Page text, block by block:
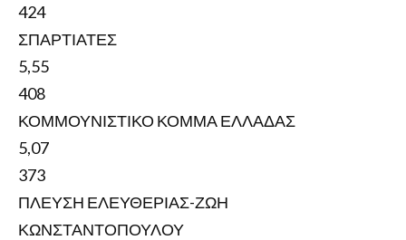
424
ΣΠΑΡΤΙΑΤΕΣ
5,55
408
ΚΟΜΜΟΥΝΙΣΤΙΚΟ ΚΟΜΜΑ ΕΛΛΑΔΑΣ
5,07
373
ΠΛΕΥΣΗ ΕΛΕΥΘΕΡΙΑΣ-ΖΩΗ
ΚΩΝΣΤΑΝΤΟΠΟΥΛΟΥ